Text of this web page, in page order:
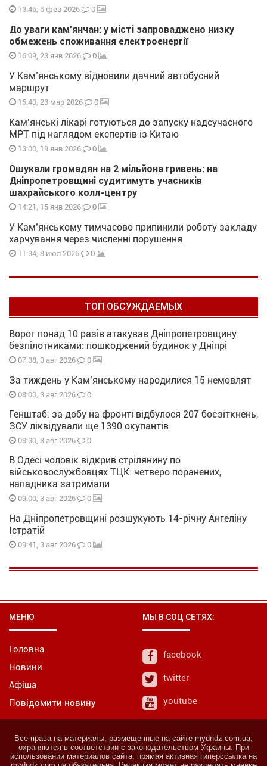
13:46, 6 фев 2026 0
До уваги кам’янчан: у місті запроваджено низку
обмежень споживання електроенергії
16:09, 23 янв 2026 0
У Кам’янському відновили дачний автобусний
маршрут
15:40, 23 мар 2026 0
Кам’янські лікарі готуються до запуску надсучасного
МРТ під наглядом експертів із Китаю
13:00, 19 янв 2026 0
Ошукали громадян на 2 мільйона гривень: на
Дніпропетровщині судитимуть учасників
шахрайського колл-центру
14:21, 15 янв 2026 0
У Кам’янському тимчасово припинили роботу закладу
харчування через численні порушення
11:34, 8 июл 2026 0
ТОП ОБСУЖДАЕМЫХ
Ворог понад 10 разів атакував Дніпропетровщину
безпілотниками: пошкоджений будинок у Дніпрі
07:38, 3 авг 2026 0
За тиждень у Кам’янському народилися 15 немовлят
08:00, 3 авг 2026 0
Генштаб: за добу на фронті відбулося 207 боєзіткнень,
ЗСУ ліквідували ще 1390 окупантів
08:30, 3 авг 2026 0
В Одесі чоловік відкрив стрілянину по
військовослужбовцях ТЦК: четверо поранених,
нападника затримали
09:00, 3 авг 2026 0
На Дніпропетровщині розшукують 14-річну Ангеліну
Істратій
09:41, 3 авг 2026 0
МЕНЮ
Головна
Новини
Афіша
Повідомити новину
МЫ В СОЦ СЕТЯХ:
facebook
twitter
youtube
Все права на материалы, размещенные на сайте mydndz.com.ua,
охраняются в соответствии с законодательством Украины. При
использовании материалов сайта, прямая активная гиперссылка на